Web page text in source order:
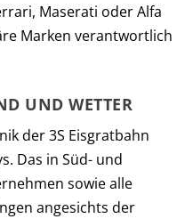
Maserati oder Alfa
Marken verantwortlich
UND WETTER
der 3S Eisgratbahn
Das in Süd- und
sowie alle
angesichts der